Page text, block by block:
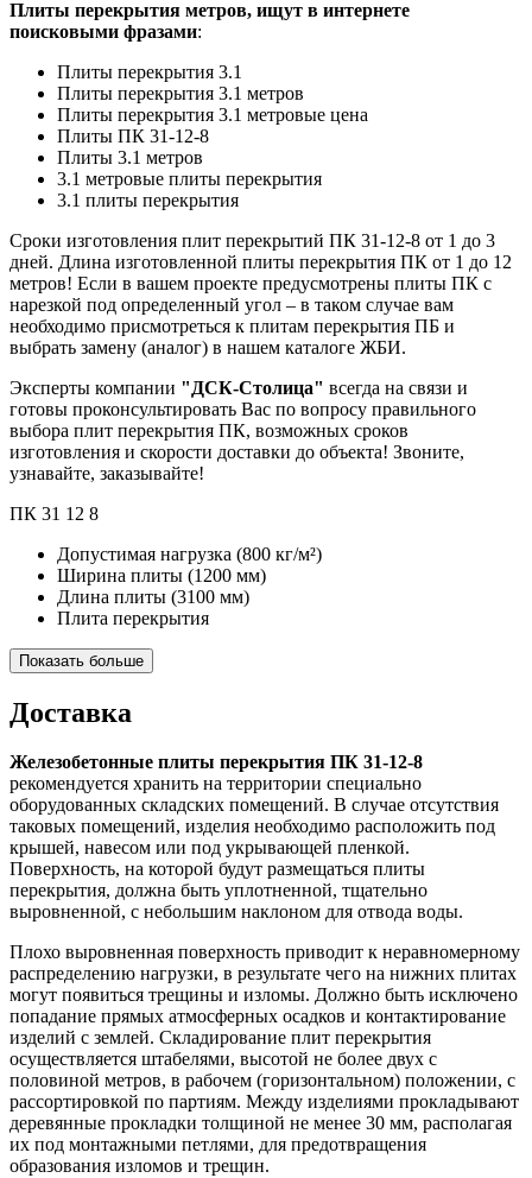
Плиты перекрытия метров, ищут в интернете
поисковыми фразами:
Плиты перекрытия 3.1
Плиты перекрытия 3.1 метров
Плиты перекрытия 3.1 метровые цена
Плиты ПК 31-12-8
Плиты 3.1 метров
3.1 метровые плиты перекрытия
3.1 плиты перекрытия
Сроки изготовления плит перекрытий ПК 31-12-8 от 1 до 3
дней. Длина изготовленной плиты перекрытия ПК от 1 до 12
метров! Если в вашем проекте предусмотрены плиты ПК с
нарезкой под определенный угол – в таком случае вам
необходимо присмотреться к плитам перекрытия ПБ и
выбрать замену (аналог) в нашем каталоге ЖБИ.
Эксперты компании "ДСК-Столица" всегда на связи и
готовы проконсультировать Вас по вопросу правильного
выбора плит перекрытия ПК, возможных сроков
изготовления и скорости доставки до объекта! Звоните,
узнавайте, заказывайте!
ПК 31 12 8
Допустимая нагрузка (800 кг/м²)
Ширина плиты (1200 мм)
Длина плиты (3100 мм)
Плита перекрытия
Показать больше
Доставка
Железобетонные плиты перекрытия ПК 31-12-8
рекомендуется хранить на территории специально
оборудованных складских помещений. В случае отсутствия
таковых помещений, изделия необходимо расположить под
крышей, навесом или под укрывающей пленкой.
Поверхность, на которой будут размещаться плиты
перекрытия, должна быть уплотненной, тщательно
выровненной, с небольшим наклоном для отвода воды.
Плохо выровненная поверхность приводит к неравномерному
распределению нагрузки, в результате чего на нижних плитах
могут появиться трещины и изломы. Должно быть исключено
попадание прямых атмосферных осадков и контактирование
изделий с землей. Складирование плит перекрытия
осуществляется штабелями, высотой не более двух с
половиной метров, в рабочем (горизонтальном) положении, с
рассортировкой по партиям. Между изделиями прокладывают
деревянные прокладки толщиной не менее 30 мм, располагая
их под монтажными петлями, для предотвращения
образования изломов и трещин.